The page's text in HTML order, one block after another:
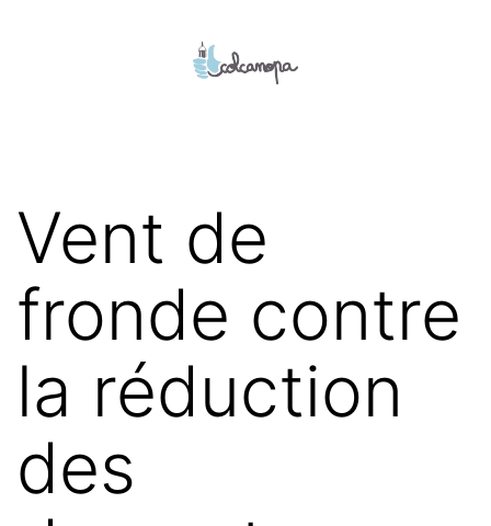
Vent de
fronde contre
la réduction
des